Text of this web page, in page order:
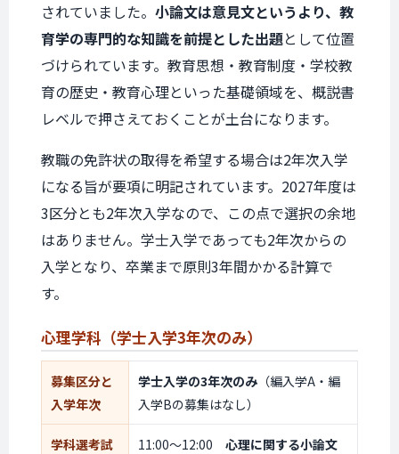
されていました。 小論文は意見文というより、教
育学の専門的な知識を前提とした出題として位置
づけられています。教育思想・教育制度・学校教
育の歴史・教育心理といった基礎領域を、概説書
レベルで押さえておくことが土台になります。
教職の免許状の取得を希望する場合は2年次入学
になる旨が要項に明記されています。2027年度は
3区分とも2年次入学なので、この点で選択の余地
はありません。学士入学であっても2年次からの
入学となり、卒業まで原則3年間かかる計算で
す。
心理学科 （学士入学3年次のみ）
募集区分と
入学年次
学士入学の3年次のみ （編入学A・編
入学Bの募集はなし）
学科選考試
11:00〜12:00 心理に関する小論文